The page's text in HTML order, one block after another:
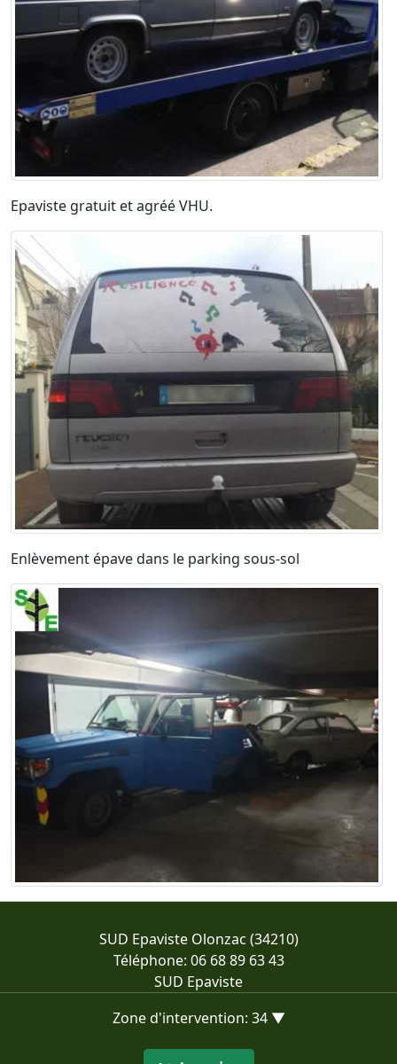
Epaviste gratuit et agréé VHU.
Enlèvement épave dans le parking sous-sol
SUD Epaviste Olonzac (34210)
Téléphone: 06 68 89 63 43
SUD Epaviste
Zone d'intervention: 34 ▼